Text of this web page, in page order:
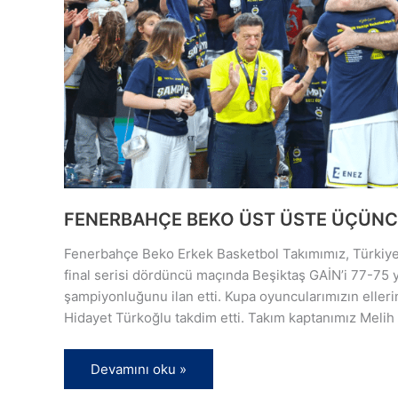
FENERBAHÇE BEKO ÜST ÜSTE
Fenerbahçe Beko Erkek Basketbol Takımımız,
final serisi dördüncü maçında Beşiktaş GAİN’i 77-
şampiyonluğunu ilan etti. Kupa oyuncularımızın
Hidayet Türkoğlu takdim etti. Takım kaptanımız
Devamını oku »